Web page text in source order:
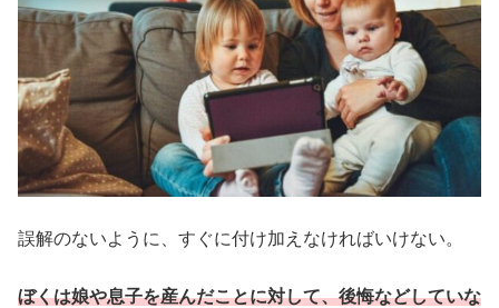
誤解のないように、すぐに付け加えなければいけない。
ぼくは娘や息子を産んだことに対して、後悔などしていな